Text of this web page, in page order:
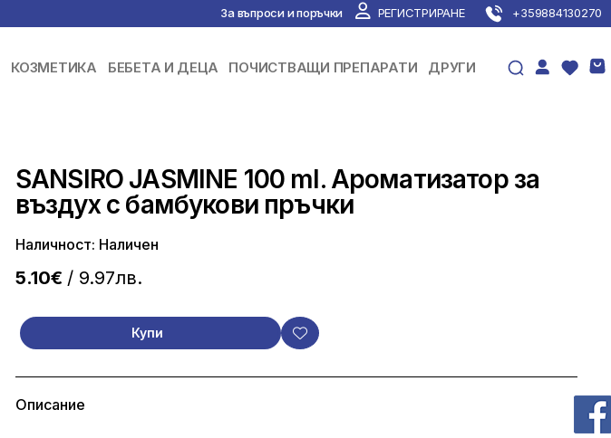
За въпроси и поръчки РЕГИСТРИРАНЕ +359884130270
ПОЧИСТВАЩИ ПРЕПАРАТИ
КОЗМЕТИКА БЕБЕТА И ДЕЦА ДРУГИ
SANSIRO JASMINE 100 ml. Ароматизатор за
въздух с бамбукови пръчки
Наличност: Наличен
5.10€ / 9.97лв.
Купи
Описание